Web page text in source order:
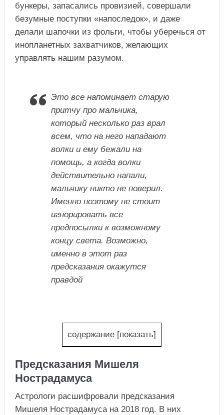
бункеры, запасались провизией, совершали
безумные поступки «напоследок», и даже
делали шапочки из фольги, чтобы уберечься от
инопланетных захватчиков, желающих
управлять нашим разумом.
Это все напоминает старую
притчу про мальчика,
который несколько раз врал
всем, что на него нападают
волки и ему бежали на
помощь, а когда волки
действительно напали,
мальчику никто не поверил.
Именно поэтому не стоит
игнорировать все
предпосылки к возможному
концу света. Возможно,
именно в этот раз
предсказания окажутся
правдой
содержание [показать]
Предсказания Мишеля
Нострадамуса
Астрологи расшифровали предсказания
Мишеля Нострадамуса на 2018 год. В них